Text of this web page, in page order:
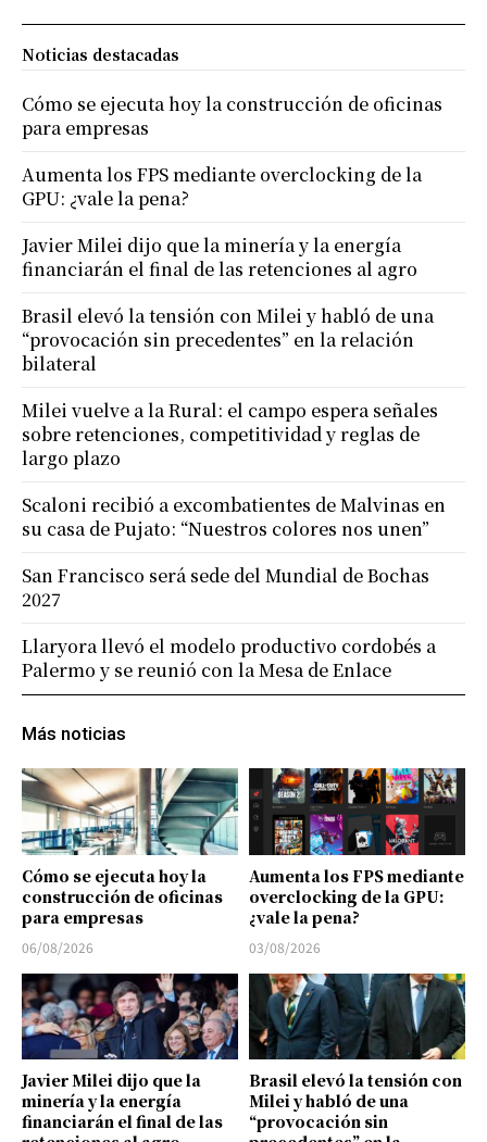
Más noticias
Cómo se ejecuta hoy la
construcción de oficinas
para empresas
06/08/2026
Aumenta los FPS mediante
overclocking de la GPU:
¿vale la pena?
03/08/2026
Javier Milei dijo que la
minería y la energía
financiarán el final de las
Brasil elevó la tensión con
Milei y habló de una
“provocación sin
Noticias destacadas
Cómo se ejecuta hoy la construcción de oficinas
para empresas
Aumenta los FPS mediante overclocking de la
GPU: ¿vale la pena?
Javier Milei dijo que la minería y la energía
financiarán el final de las retenciones al agro
Brasil elevó la tensión con Milei y habló de una
“provocación sin precedentes” en la relación
bilateral
Milei vuelve a la Rural: el campo espera señales
sobre retenciones, competitividad y reglas de
largo plazo
Scaloni recibió a excombatientes de Malvinas en
su casa de Pujato: “Nuestros colores nos unen”
San Francisco será sede del Mundial de Bochas
2027
Llaryora llevó el modelo productivo cordobés a
Palermo y se reunió con la Mesa de Enlace